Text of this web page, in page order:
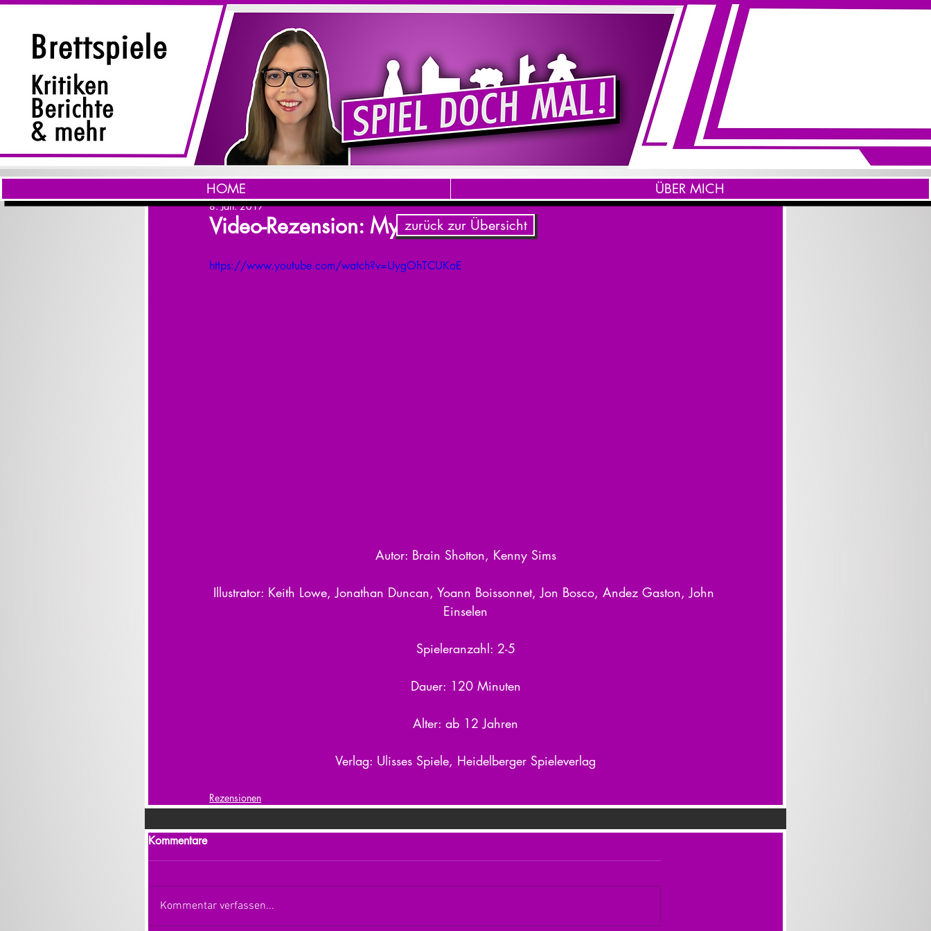
Video-Rezension: Myth
8. Jan. 2017
https://www.youtube.com/watch?v=UygOhTCUKaE
Autor: Brain Shotton, Kenny Sims
Illustrator: Keith Lowe, Jonathan Duncan, Yoann Boissonnet, Jon Bosco, Andez Gaston, John
Einselen
Spieleranzahl: 2-5
Dauer: 120 Minuten
Alter: ab 12 Jahren
Verlag: Ulisses Spiele, Heidelberger Spieleverlag
Rezensionen
Kommentare
Kommentar verfassen...
zurück zur Übersicht
HOME ÜBER MICH